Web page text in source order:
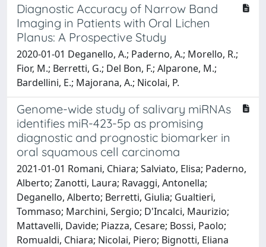
Diagnostic Accuracy of Narrow Band
Imaging in Patients with Oral Lichen
Planus: A Prospective Study
2020-01-01 Deganello, A.; Paderno, A.; Morello, R.;
Fior, M.; Berretti, G.; Del Bon, F.; Alparone, M.;
Bardellini, E.; Majorana, A.; Nicolai, P.
Genome-wide study of salivary miRNAs
identifies miR-423-5p as promising
diagnostic and prognostic biomarker in
oral squamous cell carcinoma
2021-01-01 Romani, Chiara; Salviato, Elisa; Paderno,
Alberto; Zanotti, Laura; Ravaggi, Antonella;
Deganello, Alberto; Berretti, Giulia; Gualtieri,
Tommaso; Marchini, Sergio; D'Incalci, Maurizio;
Mattavelli, Davide; Piazza, Cesare; Bossi, Paolo;
Romualdi, Chiara; Nicolai, Piero; Bignotti, Eliana